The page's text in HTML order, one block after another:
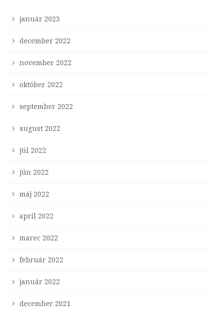
január 2023
december 2022
november 2022
október 2022
september 2022
august 2022
júl 2022
jún 2022
máj 2022
apríl 2022
marec 2022
február 2022
január 2022
december 2021